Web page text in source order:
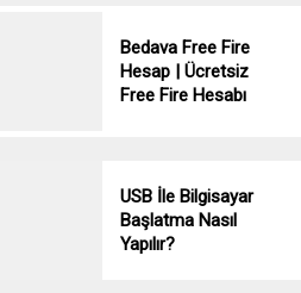
Bedava Free Fire
Hesap | Ücretsiz
Free Fire Hesabı
USB İle Bilgisayar
Başlatma Nasıl
Yapılır?